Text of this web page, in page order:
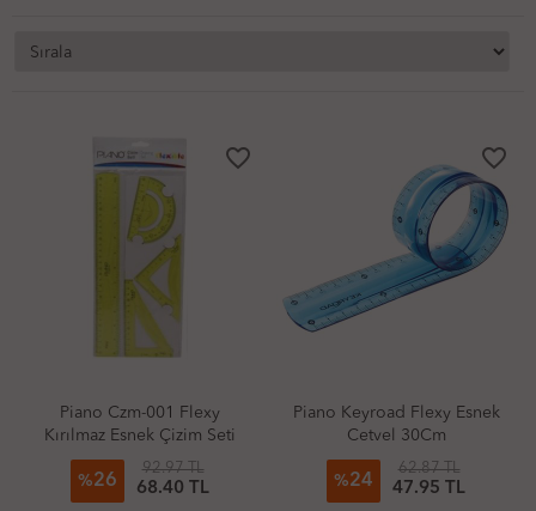
favorite_border
Piano Czm-001 Flexy
Kırılmaz Esnek Çizim Seti
4'Lü
%26
92.97 TL
68.40 TL
favorite_border
Piano Keyroad Flexy Esnek
Cetvel 30Cm
%24
62.87 TL
47.95 TL